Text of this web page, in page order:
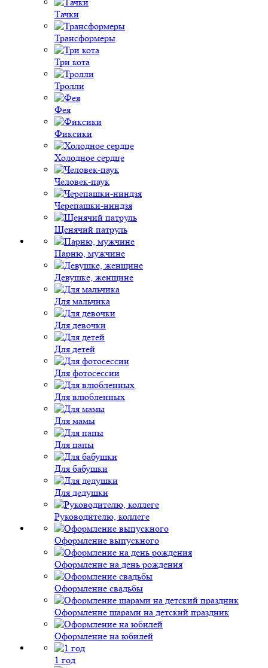
Тачки
Трансформеры
Три кота
Тролли
Фея
Фиксики
Холодное сердце
Человек-паук
Черепашки-ниндзя
Щенячий патруль
Парню, мужчине
Девушке, женщине
Для мальчика
Для девочки
Для детей
Для фотосессии
Для влюбленных
Для мамы
Для папы
Для бабушки
Для дедушки
Руководителю, коллеге
Оформление выпускного
Оформление на день рождения
Оформление свадьбы
Оформление шарами на детский праздник
Оформление на юбилей
1 год